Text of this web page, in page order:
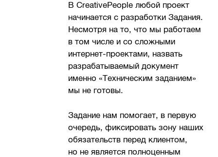
В CreativePeople любой проект
начинается с разработки Задания.
Несмотря на то, что мы работаем
в том числе и со сложными
интернет-проектами, назвать
разрабатываемый документ
именно «Техническим заданием»
мы не готовы.
Задание нам помогает, в первую
очередь, фиксировать зону наших
обязательств перед клиентом,
но не является полноценным